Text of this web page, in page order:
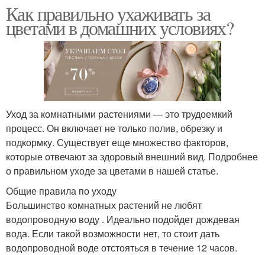
Как правильно ухаживать за
цветами в домашних условиях?
Уход за комнатными растениями — это трудоемкий
процесс. Он включает не только полив, обрезку и
подкормку. Существует еще множество факторов,
которые отвечают за здоровый внешний вид. Подробнее
о правильном уходе за цветами в нашей статье.
Общие правила по уходу
Большинство комнатных растений не любят
водопроводную воду . Идеально подойдет дождевая
вода. Если такой возможности нет, то стоит дать
водопроводной воде отстояться в течение 12 часов.